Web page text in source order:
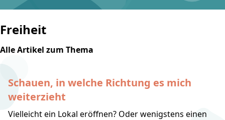
Freiheit
Alle Artikel zum Thema
Schauen, in welche Richtung es mich
weiterzieht
Vielleicht ein Lokal eröffnen? Oder wenigstens einen